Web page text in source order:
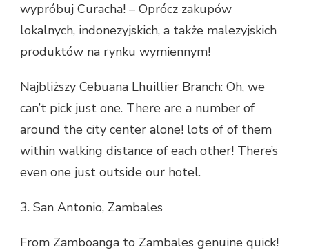
wypróbuj Curacha! – Oprócz zakupów
lokalnych, indonezyjskich, a także malezyjskich
produktów na rynku wymiennym!
Najbliższy Cebuana Lhuillier Branch: Oh, we
can’t pick just one. There are a number of
around the city center alone! lots of of them
within walking distance of each other! There’s
even one just outside our hotel.
3. San Antonio, Zambales
From Zamboanga to Zambales genuine quick!